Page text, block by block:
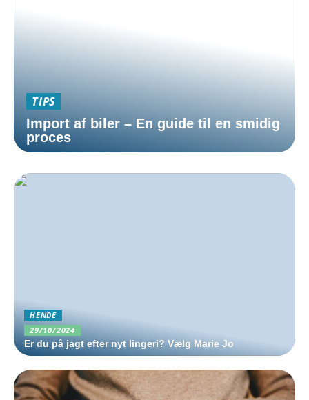
TIPS
Import af biler – En guide til en smidig
proces
HENDE
29/10/2024
Er du på jagt efter nyt lingeri? Vælg Marie Jo